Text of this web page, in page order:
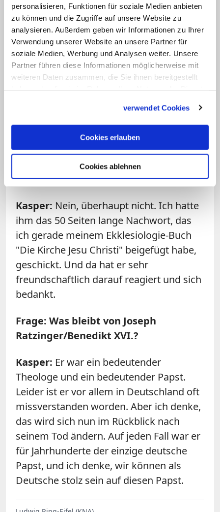
personalisieren, Funktionen für soziale Medien anbieten
zu können und die Zugriffe auf unsere Website zu
analysieren. Außerdem geben wir Informationen zu Ihrer
Verwendung unserer Website an unsere Partner für
soziale Medien, Werbung und Analysen weiter. Unsere
Partner führen diese Informationen möglicherweise mit
weiteren Daten zusammen, die Sie ihnen bereitgestellt
verwendet Cookies
Cookies erlauben
Cookies ablehnen
verfolgt?
Kasper:Er war ja bis ganz kurz vor
Schluss völlig luzide und hat
selbstverständlich auch die Probleme in
Deutschland mit verfolgt. Nur hat er dazu
bezogen. Aber er war schon auch
besorgt über die ganze Entwicklung, die
sich in Deutschland abzeichnet.
Frage: Spielte der nahende Tod in
seinem letzten Brief an Sie eine Rolle?
Kasper: Nein, überhaupt nicht. Ich hatte
ihm das 50 Seiten lange Nachwort, das
ich gerade meinem Ekklesiologie-Buch
"Die Kirche Jesu Christi" beigefügt habe,
geschickt. Und da hat er sehr
freundschaftlich darauf reagiert und sich
bedankt.
Frage: Was bleibt von Joseph
Ratzinger/Benedikt XVI.?
Kasper: Er war ein bedeutender
Theologe und ein bedeutender Papst.
Leider ist er vor allem in Deutschland oft
missverstanden worden. Aber ich denke,
das wird sich nun im Rückblick nach
seinem Tod ändern. Auf jeden Fall war er
für Jahrhunderte der einzige deutsche
Papst, und ich denke, wir können als
Deutsche stolz sein auf diesen Papst.